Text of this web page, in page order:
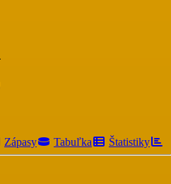
Zápasy Tabuľka Štatistiky